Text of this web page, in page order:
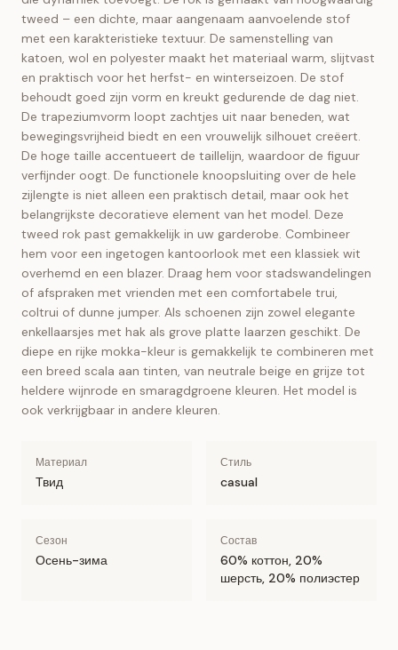
tweed – een dichte, maar aangenaam aanvoelende stof
met een karakteristieke textuur. De samenstelling van
katoen, wol en polyester maakt het materiaal warm, slijtvast
en praktisch voor het herfst- en winterseizoen. De stof
behoudt goed zijn vorm en kreukt gedurende de dag niet.
De trapeziumvorm loopt zachtjes uit naar beneden, wat
bewegingsvrijheid biedt en een vrouwelijk silhouet creëert.
De hoge taille accentueert de taillelijn, waardoor de figuur
verfijnder oogt. De functionele knoopsluiting over de hele
zijlengte is niet alleen een praktisch detail, maar ook het
belangrijkste decoratieve element van het model. Deze
tweed rok past gemakkelijk in uw garderobe. Combineer
hem voor een ingetogen kantoorlook met een klassiek wit
overhemd en een blazer. Draag hem voor stadswandelingen
of afspraken met vrienden met een comfortabele trui,
coltrui of dunne jumper. Als schoenen zijn zowel elegante
enkellaarsjes met hak als grove platte laarzen geschikt. De
diepe en rijke mokka-kleur is gemakkelijk te combineren met
een breed scala aan tinten, van neutrale beige en grijze tot
heldere wijnrode en smaragdgroene kleuren. Het model is
ook verkrijgbaar in andere kleuren.
Материал
Твид
Стиль
casual
Сезон
Осень-зима
Состав
60% коттон, 20%
шерсть, 20% полиэстер